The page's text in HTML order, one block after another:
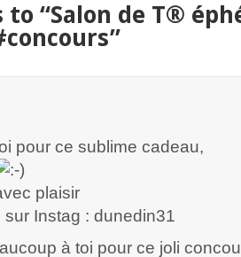
to “Salon de T®
pour ce sublime cadeau,
plaisir
sur Instag : dunedin31
à toi pour ce joli